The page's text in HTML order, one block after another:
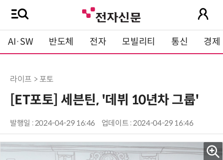
AI·SW 반도체 전자 모빌리티 통신 경제
라이프 > 포토
[ET포토] 세븐틴, '데뷔 10년차 그룹'
발행일 : 2024-04-29 16:46 업데이트 : 2024-04-29 16:46